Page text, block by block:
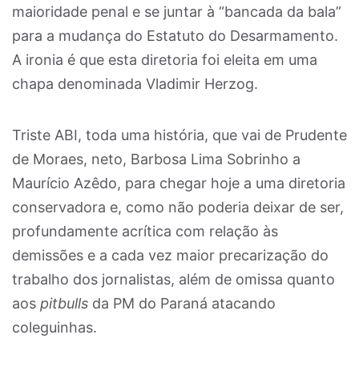
maioridade penal e se juntar à “bancada da bala”
para a mudança do Estatuto do Desarmamento.
A ironia é que esta diretoria foi eleita em uma
chapa denominada Vladimir Herzog.
Triste ABI, toda uma história, que vai de Prudente
de Moraes, neto, Barbosa Lima Sobrinho a
Maurício Azêdo, para chegar hoje a uma diretoria
conservadora e, como não poderia deixar de ser,
profundamente acrítica com relação às
demissões e a cada vez maior precarização do
trabalho dos jornalistas, além de omissa quanto
aos pitbulls da PM do Paraná atacando
coleguinhas.